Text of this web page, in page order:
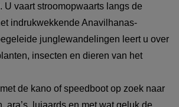
U vaart stroomopwaarts langs de
indrukwekkende Anavilhanas-
junglewandelingen leert u over
insecten en dieren van het
de kano of speedboot op zoek naar
ara’s, luiaards en met wat geluk de